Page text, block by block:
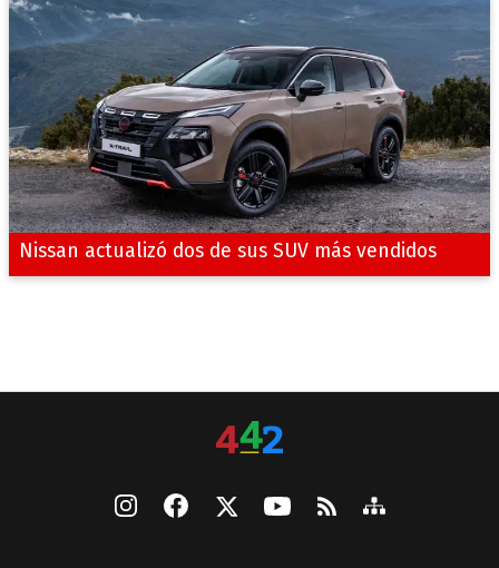
Nissan actualizó dos de sus SUV más vendidos